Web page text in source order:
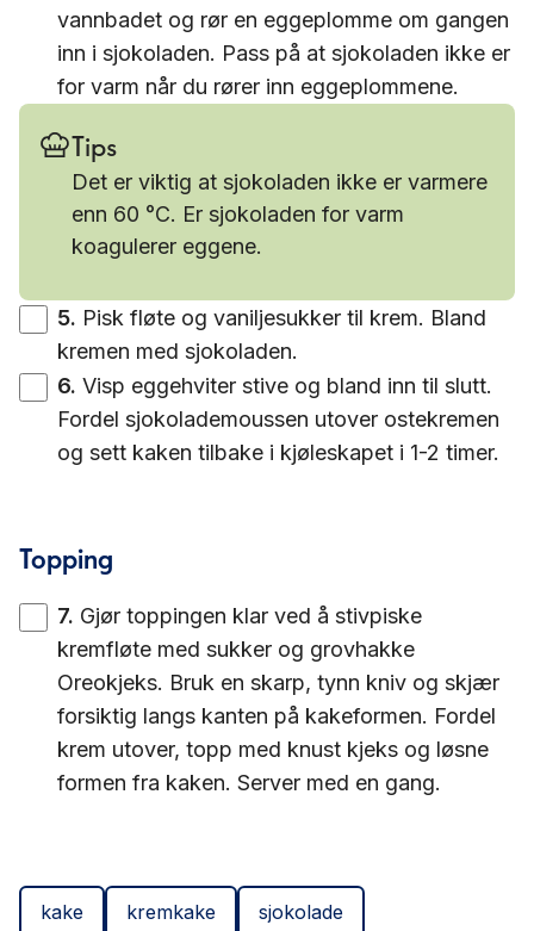
vannbadet og rør en eggeplomme om gangen
inn i sjokoladen. Pass på at sjokoladen ikke er
for varm når du rører inn eggeplommene.
Tips
Det er viktig at sjokoladen ikke er varmere
enn 60 °C. Er sjokoladen for varm
koagulerer eggene.
5. Pisk fløte og vaniljesukker til krem. Bland
kremen med sjokoladen.
6. Visp eggehviter stive og bland inn til slutt.
Fordel sjokolademoussen utover ostekremen
og sett kaken tilbake i kjøleskapet i 1-2 timer.
Topping
7. Gjør toppingen klar ved å stivpiske
kremfløte med sukker og grovhakke
Oreokjeks. Bruk en skarp, tynn kniv og skjær
forsiktig langs kanten på kakeformen. Fordel
krem utover, topp med knust kjeks og løsne
formen fra kaken. Server med en gang.
kake kremkake sjokolade